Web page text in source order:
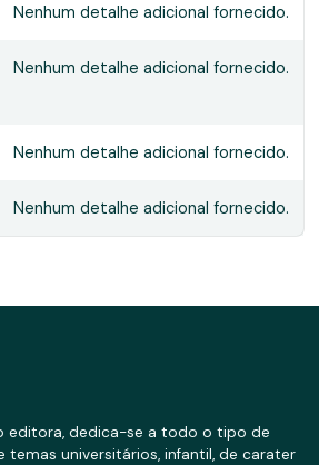
Nenhum detalhe adicional fornecido.
Nenhum detalhe adicional fornecido.
Nenhum detalhe adicional fornecido.
Nenhum detalhe adicional fornecido.
editora, dedica-se a todo o tipo de
universitários, infantil, de carater